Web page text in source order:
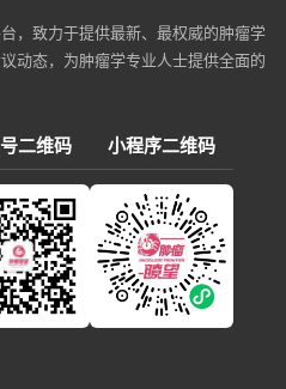
，致力于提供最新、最权威的肿瘤学
动态，为肿瘤学专业人士提供全面的
二维码 小程序二维码